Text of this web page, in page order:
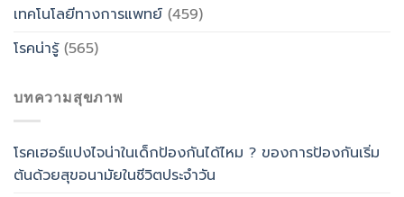
เทคโนโลยีทางการแพทย์ (459)
โรคน่ารู้(565)
บทความสุขภาพ
โรคเฮอร์แปงไจน่าในเด็กป้องกันได้ไหม ? ของการป้องกันเริ่ม
ต้นด้วยสุขอนามัยในชีวิตประจำวัน